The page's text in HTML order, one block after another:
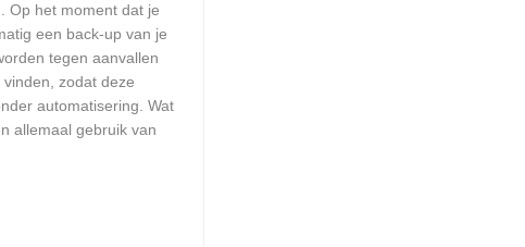
Op het moment dat je
een back-up van je
tegen aanvallen
zodat deze
automatisering. Wat
allemaal gebruik van